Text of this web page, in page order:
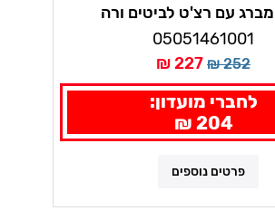
מברג עם רצ'ט לביטים ורה
05051461001
252 ₪
227 ₪
לחברי מועדון:
204 ₪
פרטים נוספים